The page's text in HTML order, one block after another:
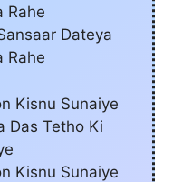
Rahe
Dateya
Rahe
Kisnu Sunaiye
Das Tetho Ki
Kisnu Sunaiye